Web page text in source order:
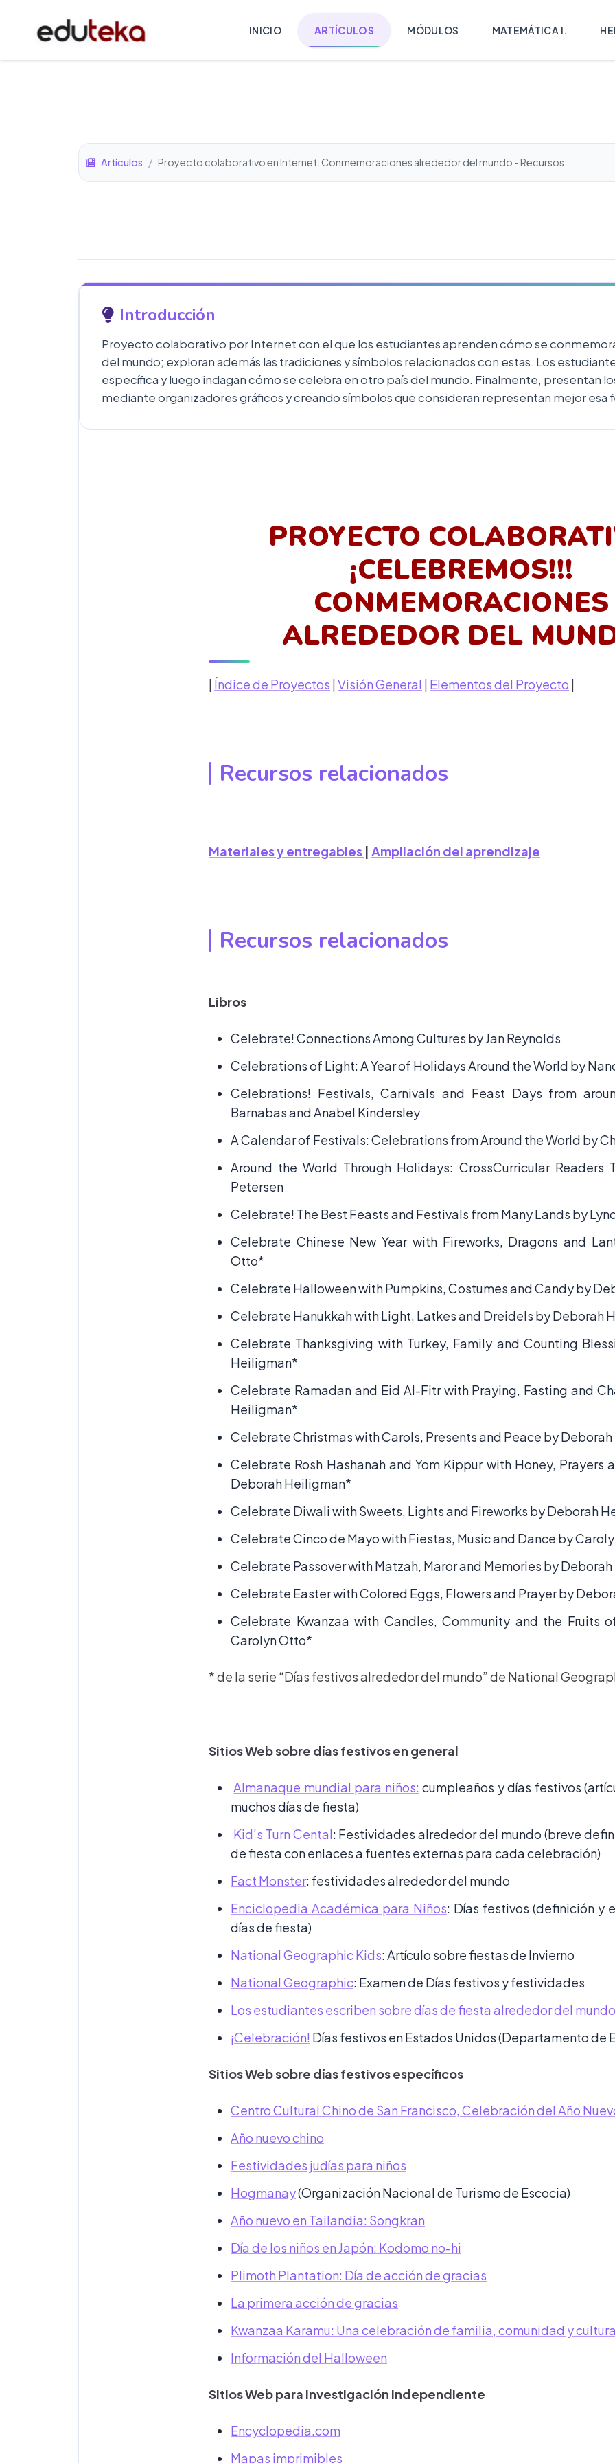
INICIO ARTÍCULOS MÓDULOS MATEMÁTICA I.
Artículos / Proyecto colaborativo en Internet: Conmemoraciones alrededor del mundo - Recursos
Introducción
Proyecto colaborativo por Internet con el que los estudiantes aprenden cómo se
del mundo; exploran además las tradiciones y símbolos relacionados con estas. Los
específica y luego indagan cómo se celebra en otro país del mundo. Finalmente, presentan
mediante organizadores gráficos y creando símbolos que consideran representan mejor esa
PROYECTO
¡CELEBREMOS!!!
CONMEMORACIONES
ALREDEDOR DEL
| Índice de Proyectos |Visión General | Elementos del Proyecto |
Recursos relacionados
Materiales y entregables | Ampliación del aprendizaje
Recursos relacionados
Libros
Celebrate! Connections Among Cultures by Jan Reynolds
Celebrations of Light: A Year of Holidays Around the World by
Celebrations! Festivals, Carnivals and Feast Days from
Barnabas and Anabel Kindersley
A Calendar of Festivals: Celebrations from Around the World by
Around the World Through Holidays: CrossCurricular Readers
Petersen
Celebrate! The Best Feasts and Festivals from Many Lands by
Celebrate Chinese New Year with Fireworks, Dragons and
Otto*
Celebrate Halloween with Pumpkins, Costumes and Candy by
Celebrate Hanukkah with Light, Latkes and Dreidels by Deborah
Celebrate Thanksgiving with Turkey, Family and Counting
Heiligman*
Celebrate Ramadan and Eid Al-Fitr with Praying, Fasting and
Heiligman*
Celebrate Christmas with Carols, Presents and Peace by
Celebrate Rosh Hashanah and Yom Kippur with Honey, Prayers
Deborah Heiligman*
Celebrate Diwali with Sweets, Lights and Fireworks by Deborah
Celebrate Cinco de Mayo with Fiestas, Music and Dance by
Celebrate Passover with Matzah, Maror and Memories by
Celebrate Easter with Colored Eggs, Flowers and Prayer by
Celebrate Kwanzaa with Candles, Community and the Fruits
Carolyn Otto*
* de la serie “Días festivos alrededor del mundo” de National
Sitios Web sobre días festivos en general
Almanaque mundial para niños: cumpleaños y días festivos
muchos días de fiesta)
Kid’s Turn Cental: Festividades alrededor del mundo (breve
de fiesta con enlaces a fuentes externas para cada celebración)
Fact Monster: festividades alrededor del mundo
Enciclopedia Académica para Niños: Días festivos (definición y
días de fiesta)
National Geographic Kids: Artículo sobre fiestas de Invierno
National Geographic: Examen de Días festivos y festividades
Los estudiantes escriben sobre días de fiesta alrededor del mundo
¡Celebración! Días festivos en Estados Unidos (Departamento de
Sitios Web sobre días festivos específicos
Centro Cultural Chino de San Francisco, Celebración del Año
Año nuevo chino
Festividades judías para niños
Hogmanay(Organización Nacional de Turismo de Escocia)
Año nuevo en Tailandia: Songkran
Día de los niños en Japón: Kodomo no-hi
Plimoth Plantation: Día de acción de gracias
La primera acción de gracias
Kwanzaa Karamu: Una celebración de familia, comunidad y
Información del Halloween
Sitios Web para investigación independiente
Encyclopedia.com
Mapas imprimibles